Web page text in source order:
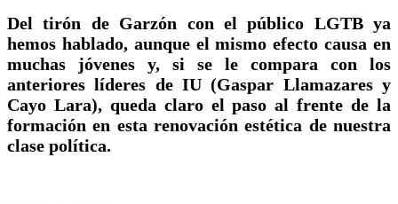
Del tirón de Garzón con el público LGTB ya
hemos hablado, aunque el mismo efecto causa en
muchas jóvenes y, si se le compara con los
anteriores líderes de IU (Gaspar Llamazares y
Cayo Lara), queda claro el paso al frente de la
formación en esta renovación estética de nuestra
clase política.